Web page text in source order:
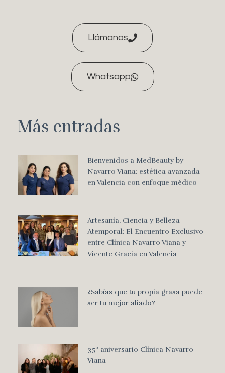
Llámanos
Whatsapp
Más entradas
Bienvenidos a MedBeauty by
Navarro Viana: estética avanzada
en Valencia con enfoque médico
Artesanía, Ciencia y Belleza
Atemporal: El Encuentro Exclusivo
entre Clínica Navarro Viana y
Vicente Gracia en Valencia
¿Sabías que tu propia grasa puede
ser tu mejor aliado?
35º aniversario Clínica Navarro
Viana